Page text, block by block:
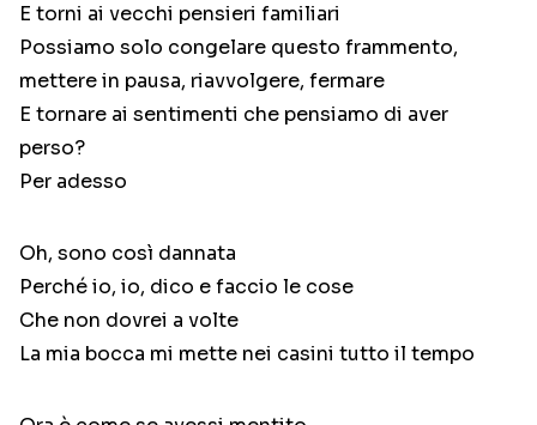
E torni ai vecchi pensieri familiari
Possiamo solo congelare questo frammento,
mettere in pausa, riavvolgere, fermare
E tornare ai sentimenti che pensiamo di aver
perso?
Per adesso
Oh, sono così dannata
Perché io, io, dico e faccio le cose
Che non dovrei a volte
La mia bocca mi mette nei casini tutto il tempo